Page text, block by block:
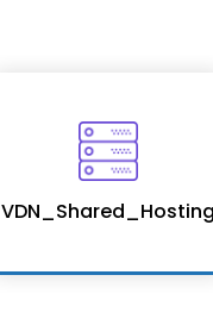
VDN_Shared_Hosting